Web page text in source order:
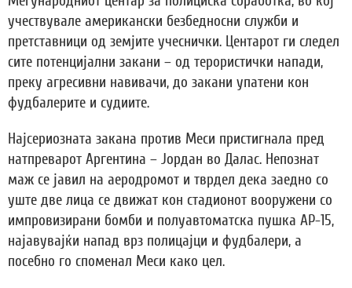
учествувале американски безбедносни служби и
претставници од земјите учеснички. Центарот ги следел
сите потенцијални закани – од терористички напади,
преку агресивни навивачи, до закани упатени кон
фудбалерите и судиите.
Најсериозната закана против Меси пристигнала пред
натпреварот Аргентина – Јордан во Далас. Непознат
маж се јавил на аеродромот и тврдел дека заедно со
уште две лица се движат кон стадионот вооружени со
импровизирани бомби и полуавтоматска пушка АР-15,
најавувајќи напад врз полицајци и фудбалери, а
посебно го споменал Меси како цел.